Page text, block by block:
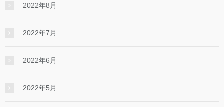
2022年8月
2022年7月
2022年6月
2022年5月